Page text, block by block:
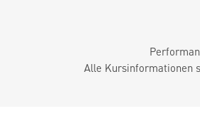
Alle Kursinformationen